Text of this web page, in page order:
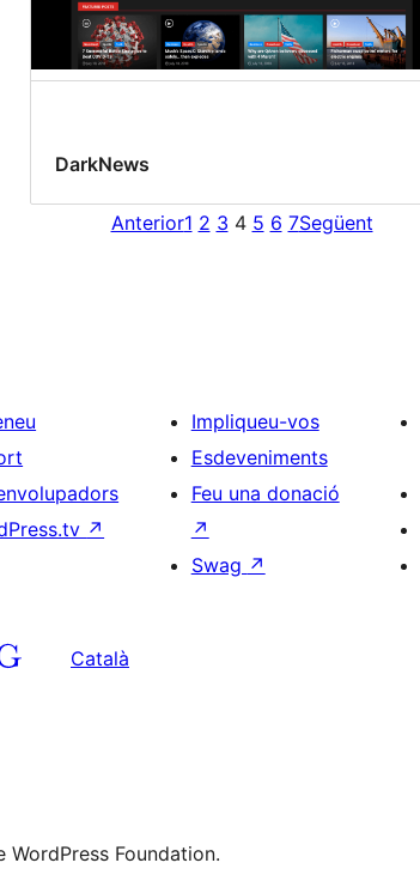
DarkNews
Anterior1 2 3 4 5 6 7Següent
↗
Impliqueu-vos
Esdeveniments
Feu una donació
↗
Swag ↗
Català
Foundation.